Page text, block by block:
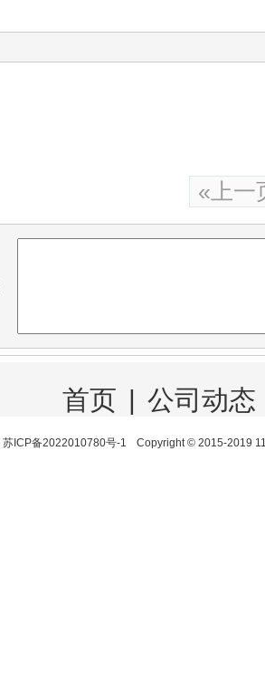
«上一
首页 | 公司动态
苏ICP备2022010780号-1 Copyright © 2015-2019